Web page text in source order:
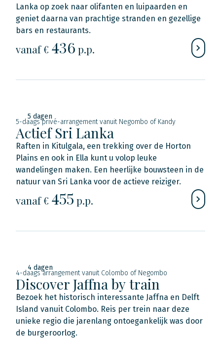
Lanka op zoek naar olifanten en luipaarden en
geniet daarna van prachtige stranden en gezellige
bars en restaurants.
vanaf € 436 p.p.
5 dagen
5-daags privé-arrangement vanuit Negombo of Kandy
Actief Sri Lanka
Raften in Kitulgala, een trekking over de Horton
Plains en ook in Ella kunt u volop leuke
wandelingen maken. Een heerlijke bouwsteen in de
natuur van Sri Lanka voor de actieve reiziger.
vanaf € 455 p.p.
4 dagen
4-daags arrangement vanuit Colombo of Negombo
Discover Jaffna by train
Bezoek het historisch interessante Jaffna en Delft
Island vanuit Colombo. Reis per trein naar deze
unieke regio die jarenlang ontoegankelijk was door
de burgeroorlog.